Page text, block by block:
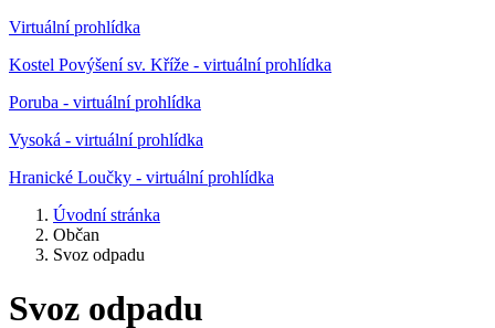
Virtuální prohlídka
Kostel Povýšení sv. Kříže - virtuální prohlídka
Poruba - virtuální prohlídka
Vysoká - virtuální prohlídka
Hranické Loučky - virtuální prohlídka
Úvodní stránka
Občan
Svoz odpadu
Svoz odpadu